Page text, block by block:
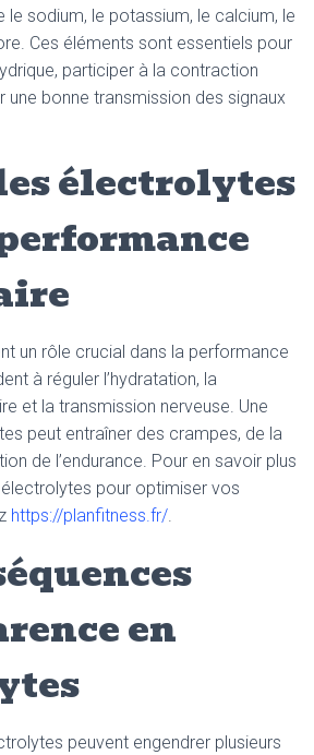
le sodium, le potassium, le calcium, le
Ces éléments sont essentiels pour
participer à la contraction
une bonne transmission des signaux
électrolytes
un rôle crucial dans la performance
à réguler l’hydratation, la
et la transmission nerveuse. Une
peut entraîner des crampes, de la
de l’endurance. Pour en savoir plus
pour optimiser vos
https://planfitness.fr/.
en
peuvent engendrer plusieurs